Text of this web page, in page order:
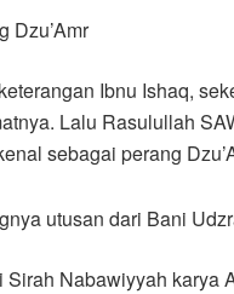
Dzu’Amr
Ibnu Ishaq,
Lalu Rasulullah
sebagai perang
utusan dari Bani
Sirah Nabawiyyah karya